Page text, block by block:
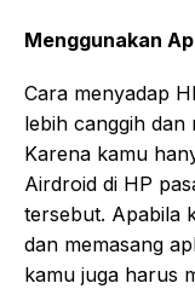
Menggunakan
Cara menyadap
lebih canggih dan
Karena kamu
Airdroid di HP
tersebut. Apabila
dan memasang
kamu juga harus